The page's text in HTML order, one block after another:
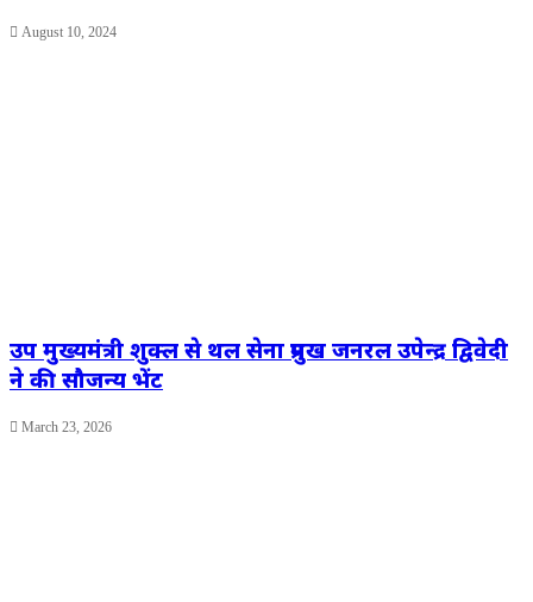
August 10, 2024
उप मुख्यमंत्री शुक्ल से थल सेना प्रमुख जनरल उपेन्द्र द्विवेदी
ने की सौजन्य भेंट
March 23, 2026